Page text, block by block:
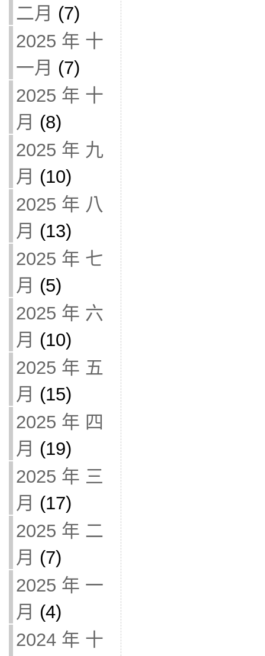
二月 (7)
2025 年 十
一月 (7)
2025 年 十
月 (8)
2025 年 九
月 (10)
2025 年 八
月 (13)
2025 年 七
月 (5)
2025 年 六
月 (10)
2025 年 五
月 (15)
2025 年 四
月 (19)
2025 年 三
月 (17)
2025 年 二
月 (7)
2025 年 一
月 (4)
2024 年 十